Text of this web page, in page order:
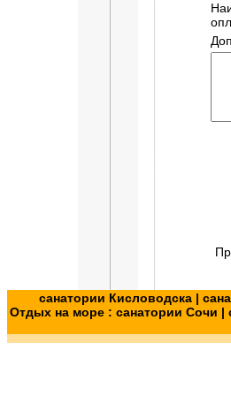
санатории Кисловодска|
Отдых на море : санатории Сочи |